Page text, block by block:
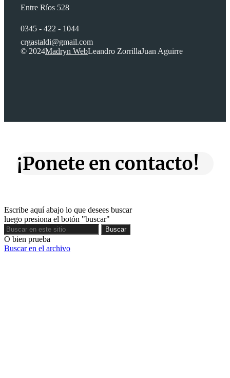
Entre Ríos 528
0345 - 422 - 1044
crgastaldi@gmail.com
© 2024Madryn WebLeandro ZorrillaJuan Aguirre
¡Ponete en contacto!
Escribe aquí abajo lo que desees buscar
luego presiona el botón "buscar"
Buscar
Buscar
O bien prueba
Buscar en el archivo